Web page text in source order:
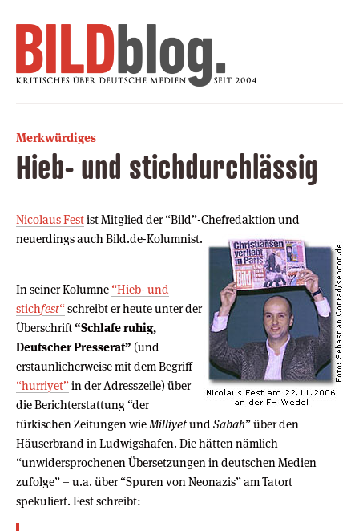
Merkwürdiges
Hieb- und stichdurchlässig
Nicolaus Festist Mitglied der “Bild”-Chefredaktion und
neuerdingsauch Bild.de-Kolumnist.
In seiner Kolumne “Hieb- und
stichfest“ schreibt er heute unter der
Überschrift“Schlafe ruhig,
Deutscher Presserat” (und
erstaunlicherweise mit dem Begriff
“hurriyet”in der Adresszeile) über
die Berichterstattung “der
türkischen Zeitungen wie Milliyetund Sabah” über den
Häuserbrand in Ludwigshafen. Die hätten nämlich –
“unwidersprochenen Übersetzungen in deutschen Medien
zufolge” – u.a. über “Spuren von Neonazis” am Tatort
spekuliert. Fest schreibt: